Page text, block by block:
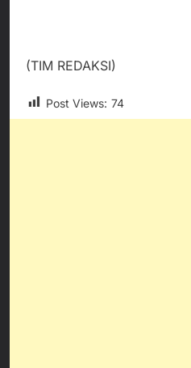
(TIM REDAKSI)
Post Views: 74